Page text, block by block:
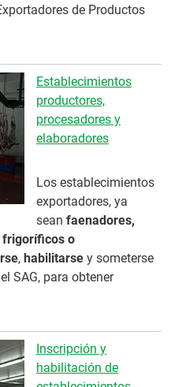
de Productos
Establecimientos
productores,
procesadores y
elaboradores
Los establecimientos
exportadores, ya
sean faenadores,
frigoríficos o
, habilitarse y someterse
SAG, para obtener
Inscripción y
habilitación de